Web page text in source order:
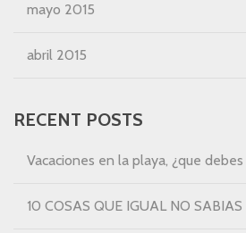
mayo 2015
abril 2015
RECENT POSTS
Vacaciones en la playa, ¿que
10 COSAS QUE IGUAL NO